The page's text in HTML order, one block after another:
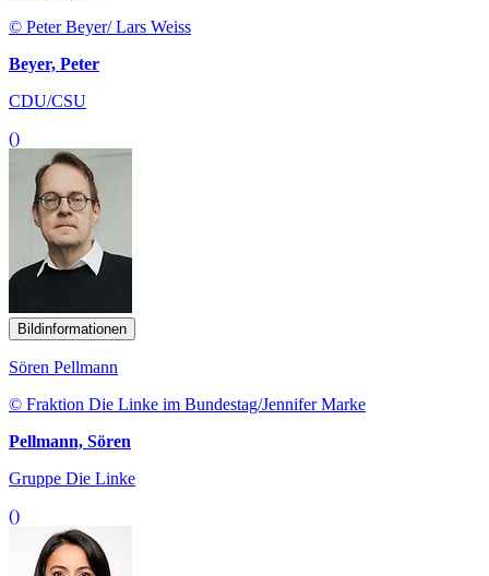
© Peter Beyer/ Lars Weiss
Beyer, Peter
CDU/CSU
()
Bildinformationen
Sören Pellmann
© Fraktion Die Linke im Bundestag/Jennifer Marke
Pellmann, Sören
Gruppe Die Linke
()